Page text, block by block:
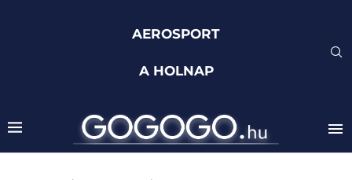
AEROSPORT
A HOLNAP